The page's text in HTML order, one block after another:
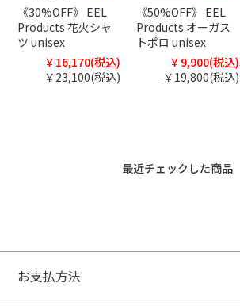
《30%OFF》 EEL
Products 花火シャ
ツ unisex
￥16,170(税込)
￥23,100(税込)
《50%OFF》 EEL
Products オーガス
トポロ unisex
￥9,900(税込)
￥19,800(税込)
最近チェックした商品
お支払方法